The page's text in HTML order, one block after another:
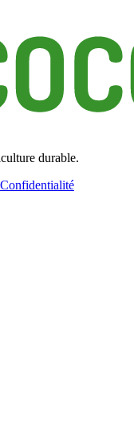
durable.
Confidentialité